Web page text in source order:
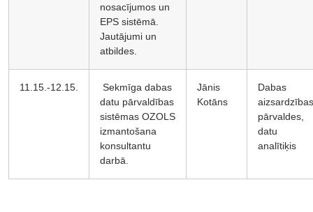
nosacījumos un
EPS sistēmā.
Jautājumi un
atbildes.
11.15.-12.15.
Sekmīga dabas
datu pārvaldības
sistēmas OZOLS
izmantošana
konsultantu
darbā.
Jānis
Kotāns
Dabas
aizsardzības
pārvaldes,
datu
analītiķis